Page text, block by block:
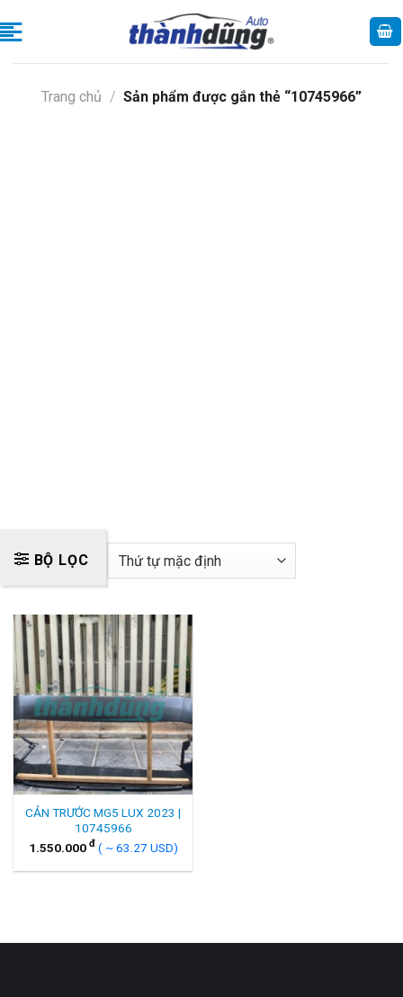
to
Trang chủ / Sản phẩm được gắn thẻ “10745966”
BỘ LỌC
CẢN TRƯỚC MG5 LUX 2023 |
10745966
1.550.000 đ ( ~ 63.27 USD)